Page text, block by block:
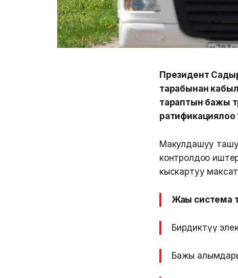
Президент
тарабынан
тараптын бажы
ратификациялоо
Макулдашуу
контролдоо
кыскартуу
Жаңы система
Бирдиктүү
Бажы